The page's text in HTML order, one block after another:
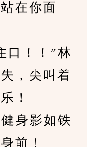
在你面
！！”林
，尖叫着
！
身影如铁
前！